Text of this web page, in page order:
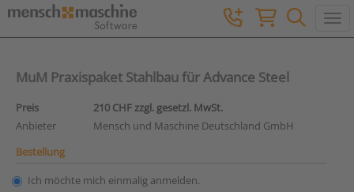
MuM Praxispaket Stahlbau für Advance Steel
Preis
210 CHF zzgl. gesetzl. MwSt.
Anbieter
Mensch und Maschine Deutschland GmbH
Bestellung
Ich möchte mich einmalig anmelden.